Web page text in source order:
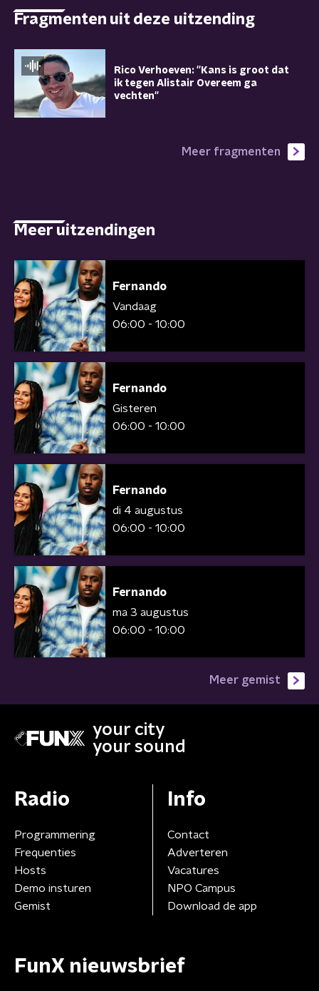
Fragmenten uit deze uitzending
Rico Verhoeven: ''Kans is groot dat
ik tegen Alistair Overeem ga
vechten''
Meer fragmenten
Meer uitzendingen
Fernando
Vandaag
06:00 - 10:00
Fernando
Gisteren
06:00 - 10:00
Fernando
di 4 augustus
06:00 - 10:00
Fernando
ma 3 augustus
06:00 - 10:00
Meer gemist
your city
your sound
Radio
Programmering
Frequenties
Hosts
Demo insturen
Gemist
Info
Contact
Adverteren
Vacatures
NPO Campus
Download de app
FunX nieuwsbrief